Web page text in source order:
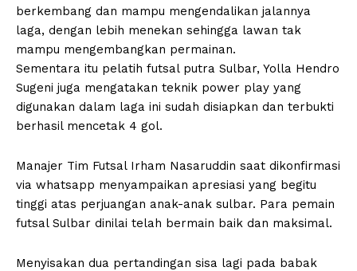
berkembang dan mampu mengendalikan jalannya
laga, dengan lebih menekan sehingga lawan tak
mampu mengembangkan permainan.
Sementara itu pelatih futsal putra Sulbar, Yolla Hendro
Sugeni juga mengatakan teknik power play yang
digunakan dalam laga ini sudah disiapkan dan terbukti
berhasil mencetak 4 gol.
Manajer Tim Futsal Irham Nasaruddin saat dikonfirmasi
via whatsapp menyampaikan apresiasi yang begitu
tinggi atas perjuangan anak-anak sulbar. Para pemain
futsal Sulbar dinilai telah bermain baik dan maksimal.
Menyisakan dua pertandingan sisa lagi pada babak